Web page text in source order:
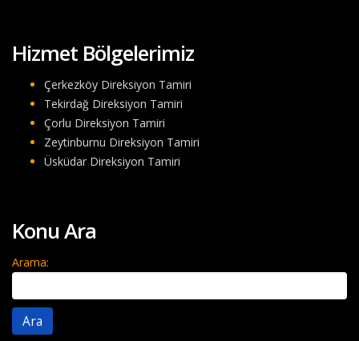
Hizmet Bölgelerimiz
Çerkezköy Direksiyon Tamiri
Tekirdağ Direksiyon Tamiri
Çorlu Direksiyon Tamiri
Zeytinburnu Direksiyon Tamiri
Üsküdar Direksiyon Tamiri
Konu Ara
Arama: